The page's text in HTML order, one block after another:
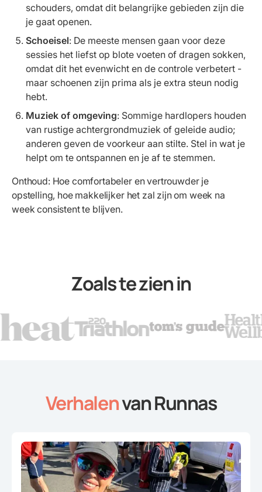
schouders, omdat dit belangrijke gebieden zijn die
je gaat openen.
Schoeisel: De meeste mensen gaan voor deze
sessies het liefst op blote voeten of dragen sokken,
omdat dit het evenwicht en de controle verbetert -
maar schoenen zijn prima als je extra steun nodig
hebt.
Muziek of omgeving: Sommige hardlopers houden
van rustige achtergrondmuziek of geleide audio;
anderen geven de voorkeur aan stilte. Stel in wat je
helpt om te ontspannen en je af te stemmen.
Onthoud: Hoe comfortabeler en vertrouwder je
opstelling, hoe makkelijker het zal zijn om week na
week consistent te blijven.
Zoals te zien in
Verhalenvan Runnas